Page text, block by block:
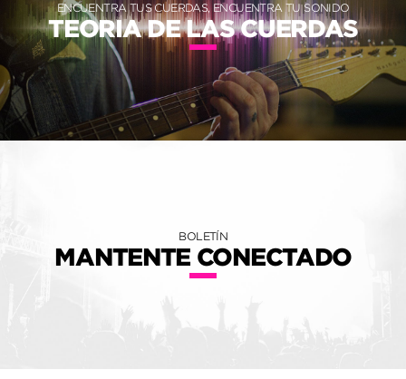
ENCUENTRA TUS CUERDAS, ENCUENTRA TU SONIDO
TEORIA DE LAS CUERDAS
BOLETÍN
MANTENTE CONECTADO